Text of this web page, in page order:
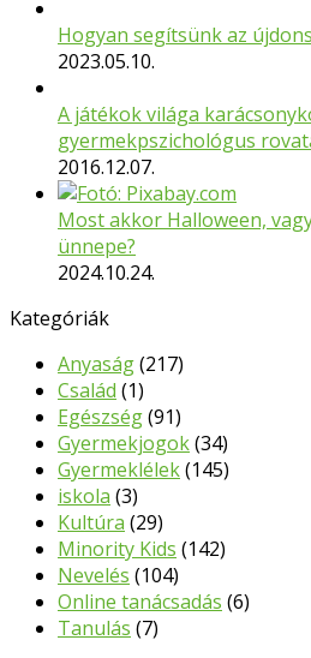
Hogyan segítsünk az
2023.05.10.
A játékok világa
gyermekpszichológus
2016.12.07.
Most akkor Halloween,
ünnepe?
2024.10.24.
Kategóriák
Anyaság(217)
Család (1)
Egészség(91)
Gyermekjogok(34)
Gyermeklélek(145)
iskola (3)
Kultúra (29)
Minority Kids (142)
Nevelés (104)
Online tanácsadás (6)
Tanulás (7)